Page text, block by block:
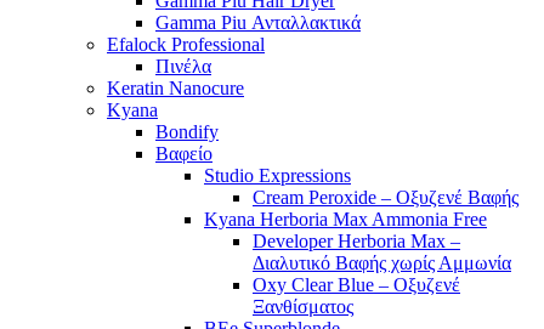
Gamma Piu Ανταλλακτικά
Efalock Professional
Πινέλα
Keratin Nanocure
Kyana
Bondify
Βαφείο
Studio Expressions
Cream Peroxide – Οξυζενέ Βαφής
Kyana Herboria Max Ammonia Free
Developer Herboria Max –
Διαλυτικό Βαφής χωρίς Αμμωνία
Oxy Clear Blue – Οξυζενέ
Ξανθίσματος